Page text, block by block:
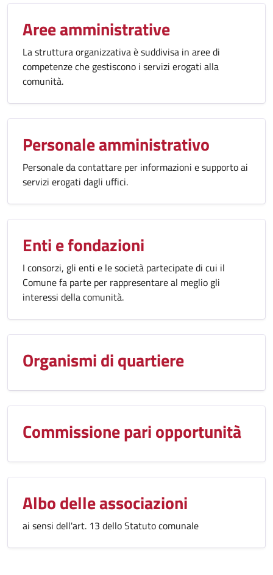
Aree amministrative
La struttura organizzativa è suddivisa in aree di
competenze che gestiscono i servizi erogati alla
comunità.
Personale amministrativo
Personale da contattare per informazioni e supporto ai
servizi erogati dagli uffici.
Enti e fondazioni
I consorzi, gli enti e le società partecipate di cui il
Comune fa parte per rappresentare al meglio gli
interessi della comunità.
Organismi di quartiere
Commissione pari opportunità
Albo delle associazioni
ai sensi dell'art. 13 dello Statuto comunale